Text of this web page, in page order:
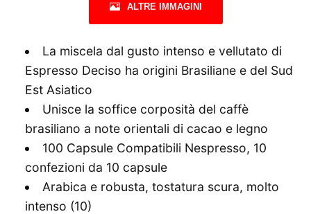
ALTRE IMMAGINI
La miscela dal gusto intenso e vellutato di
Espresso Deciso ha origini Brasiliane e del Sud
Est Asiatico
Unisce la soffice corposità del caffè
brasiliano a note orientali di cacao e legno
100 Capsule Compatibili Nespresso, 10
confezioni da 10 capsule
Arabica e robusta, tostatura scura, molto
intenso (10)